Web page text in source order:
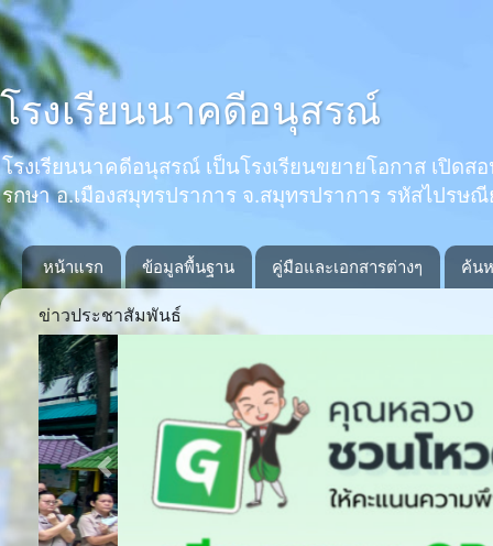
โรงเรียนนาคดีอนุสรณ์
โรงเรียนนาคดีอนุสรณ์ เป็นโรงเรียนขยายโอกาส เปิ
รกษา อ.เมืองสมุทรปราการ จ.สมุทรปราการ รหัสไปรษ
หน้าแรก ข้อมูลพื้นฐาน คู่มือและเอกสารต่างๆ ค้น
ข่าวประชาสัมพันธ์
Previous